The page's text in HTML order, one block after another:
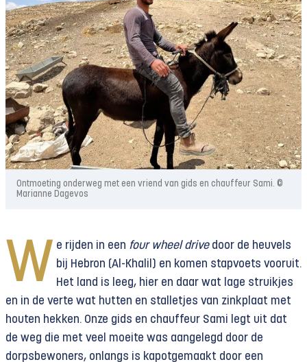
Ontmoeting onderweg met een vriend van gids en chauffeur Sami. ©
Marianne Dagevos
W e rijden in een four wheel drivedoor de heuvels
bij Hebron (Al-Khalil) en komen stapvoets vooruit.
Het land is leeg, hier en daar wat lage struikjes
en in de verte wat hutten en stalletjes van zinkplaat met
houten hekken. Onze gids en chauffeur Sami legt uit dat
de weg die met veel moeite was aangelegd door de
dorpsbewoners, onlangs is kapotgemaakt door een